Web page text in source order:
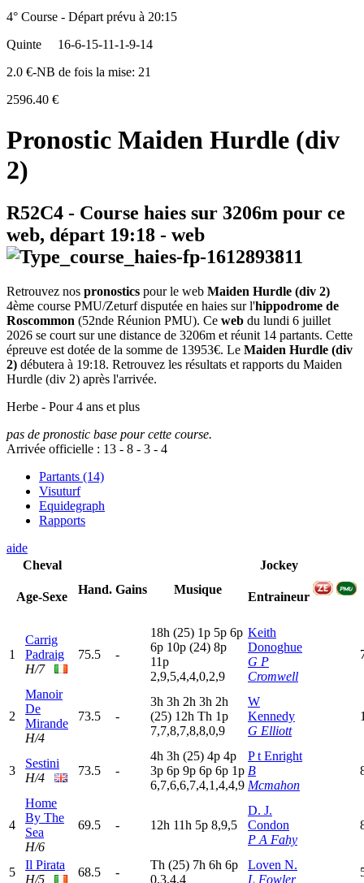
4° Course - Départ prévu à 20:15
Quinte
16-6-15-11-1-9-14
2.0 €-NB de fois la mise: 21
2596.40 €
Pronostic Maiden Hurdle (div
2)
R52C4 - Course haies sur 3206m pour ce
web, départ 19:18 - web
Retrouvez nos pronostics pour le web Maiden Hurdle (div 2)
4ème course PMU/Zeturf disputée en haies sur l'hippodrome de
Roscommon (52nde Réunion PMU). Ce web du lundi 6 juillet
2026 se court sur une distance de 3206m et réunit 14 partants. Cette
épreuve est dotée de la somme de 13953€. Le Maiden Hurdle (div
2) débutera à 19:18. Retrouvez les résultats et rapports du Maiden
Hurdle (div 2) après l'arrivée.
Herbe - Pour 4 ans et plus
pas de pronostic base pour cette course.
Arrivée officielle : 13 - 8 - 3 - 4
Partants (14)
Visuturf
Equidegraph
Rapports
aide
Cheval
Age-Sexe
Hand. Gains Musique
Jockey
Entraineur
1
Carrig
Padraig
H/7
75.5 -
18h (25) 1p 5p 6p
6p 10p (24) 8p
11p
2,9,5,4,4,0,2,9
Keith
Donoghue
G P
Cromwell
2
Manoir
De
Mirande
H/4
73.5 -
3h 3h 2h 3h 2h
(25) 12h Th 1p
7,7,8,7,8,8,0,9
W
Kennedy
G Elliott
3
Sestini
H/4
73.5 -
4h 3h (25) 4p 4p
3p 6p 9p 6p 6p 1p
6,7,6,6,7,4,1,4,4,9
P t Enright
B
Mcmahon
4
Home
By The
Sea
H/6
69.5 - 12h 11h 5p 8,9,5
D. J.
Condon
P A Fahy
5
Il Pirata
H/5
68.5 -
Th (25) 7h 6h 6p
0,3,4,4
Loven N.
L Fowler